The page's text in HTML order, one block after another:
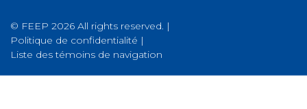
© FEEP 2026 All rights reserved. |
Politique de confidentialité |
Liste des témoins de navigation